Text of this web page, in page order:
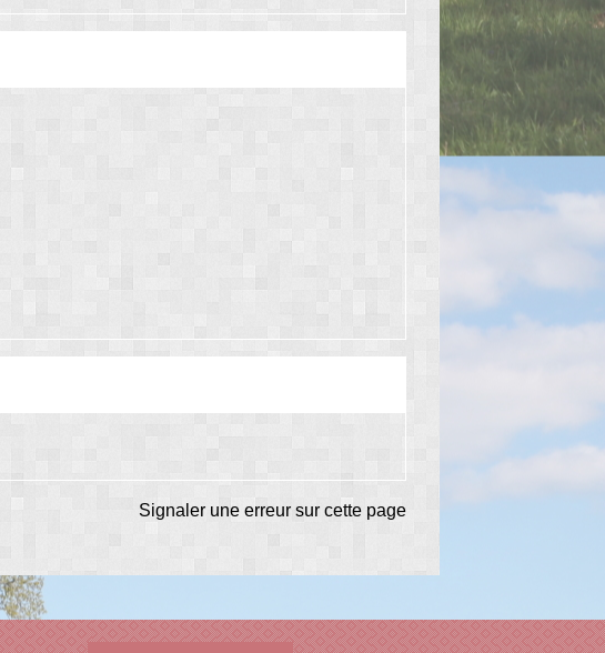
Signaler une erreur sur cette page